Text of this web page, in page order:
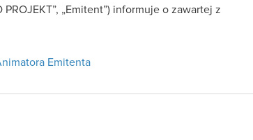
„Emitent”) informuje o zawartej z
Emitenta